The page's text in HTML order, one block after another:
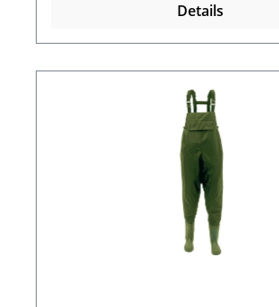
Details